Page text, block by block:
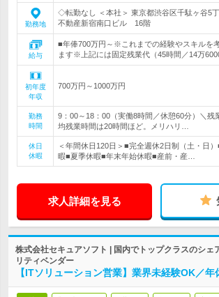
勤務地
◇転勤なし ＜本社＞ 東京都渋谷区千駄ヶ谷5
不動産新宿南口ビル 16階
給与
■年俸700万円～※これまでの経験やスキルを
ます※上記には固定残業代（45時間／14万
初年度
年収
700万円～1000万円
勤務
時間
9：00～18：00（実働8時間／休憩60分）＼残
均残業時間は20時間ほど。メリハリ…
休日
休暇
＜年間休日120日＞■完全週休2日制（土・日
暇■夏季休暇■年末年始休暇■産前・産…
求人詳細を見る
株式会社セキュアソフト | 国内でトップクラスのシェ
リティベンダー
【ITソリューション営業】業界未経験OK／